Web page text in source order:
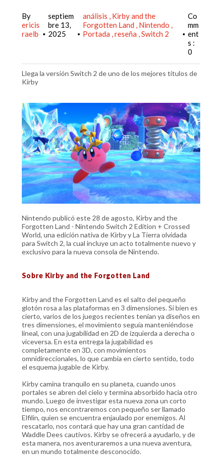
By
ericis
raelb
•
septiem
bre 13,
2025
•
análisis
Kirby and the
Forgotten Land
Nintendo
Portada reseña Switch 2 •
Co
mm
ent
s :
0
Llega la versión Switch 2 de uno de los mejores títulos de
Kirby
Nintendo publicó este 28 de agosto, Kirby and the
Forgotten Land - Nintendo Switch 2 Edition + Crossed
World, una edición nativa de Kirby y La Tierra olvidada
para Switch 2, la cual incluye un acto totalmente nuevo y
exclusivo para la nueva consola de Nintendo.
Sobre Kirby and the Forgotten Land
Kirby and the Forgotten Land es el salto del pequeño
glotón rosa a las plataformas en 3 dimensiones. Si bien es
cierto, varios de los juegos recientes tenían ya diseños en
tres dimensiones, el movimiento seguía manteniéndose
lineal, con una jugabilidad en 2D de izquierda a derecha o
viceversa. En esta entrega la jugabilidad es
completamente en 3D, con movimientos
omnidireccionales, lo que cambia en cierto sentido, todo
el esquema jugable de Kirby.
Kirby camina tranquilo en su planeta, cuando unos
portales se abren del cielo y termina absorbido hacia otro
mundo. Luego de investigar esta nueva zona un corto
tiempo, nos encontraremos con pequeño ser llamado
Elfilin, quien se encuentra enjaulado por enemigos. Al
rescatarlo, nos contará que hay una gran cantidad de
Waddle Dees cautivos. Kirby se ofrecerá a ayudarlo, y de
esta manera, nos aventuraremos a una nueva aventura,
en un mundo totalmente desconocido.